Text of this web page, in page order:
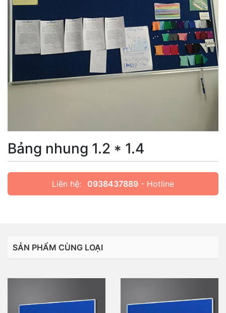
Bảng nhung 1.2 * 1.4
Liên hệ: 0938437889 - Hotline
SẢN PHẨM CÙNG LOẠI